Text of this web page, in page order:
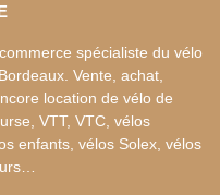
spécialiste du vélo
Vente, achat,
location de vélo de
VTT, VTC, vélos
enfants, vélos Solex, vélos